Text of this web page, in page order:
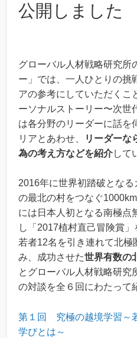
公開しました
グローバル人材戦略研究所
ー」では、一人ひとりの挑
アの参考にしていただくこ
ーソナルストーリー〜次世
は各分野のリーダーに話を
リアとあわせ、
リーダーな
為の考え方などを紹介して
2016年に世界初踏破とな
の最北の村をつなぐ
には日本人初となる南極点
し「2017植村直己冒険賞
若者12名を引き連れて北
み、成功させた世界有数の
とグローバル人材戦略研
の対談を全６回にわたって
第１回 究極の越境学習～
学びとは～